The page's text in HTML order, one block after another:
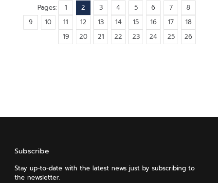
Pages: 1 2 3 4 5 6 7
8
9
10 11 12 13 14 15 16 17
18
19
20 21 22 23 24 25 26
Subscribe
Stay up-to-date with the latest news just by subscribing to
the newsletter.